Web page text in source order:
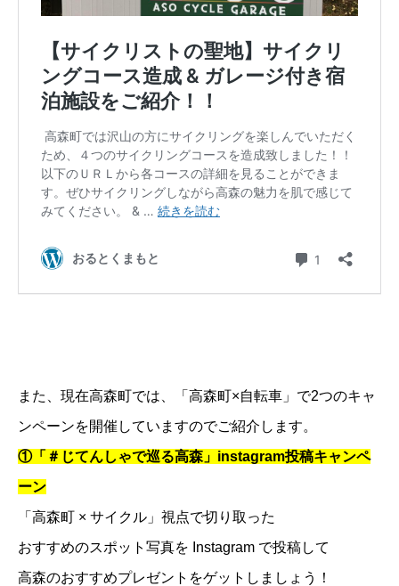
また、現在高森町では、「高森町×自転車」で2つのキャ
ンペーンを開催していますのでご紹介します。
①「＃じてんしゃで巡る高森」instagram投稿キャンペ
ーン
「高森町 × サイクル」視点で切り取った
おすすめのスポット写真を Instagram で投稿して
高森のおすすめプレゼントをゲットしましょう！